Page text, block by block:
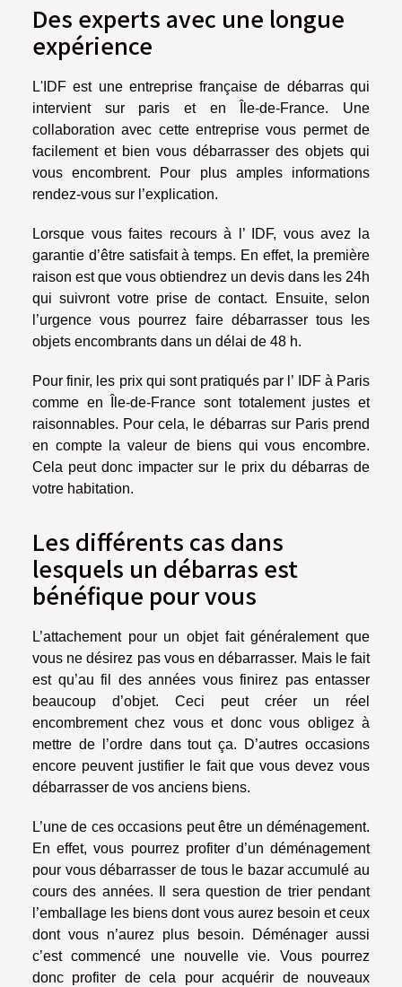
Des experts avec une longue
expérience
L'IDF est une entreprise française de débarras qui
intervient sur paris et en Île-de-France. Une
collaboration avec cette entreprise vous permet de
facilement et bien vous débarrasser des objets qui
vous encombrent. Pour plus amples informations
rendez-vous sur l’explication.
Lorsque vous faites recours à l’ IDF, vous avez la
garantie d’être satisfait à temps. En effet, la première
raison est que vous obtiendrez un devis dans les 24h
qui suivront votre prise de contact. Ensuite, selon
l’urgence vous pourrez faire débarrasser tous les
objets encombrants dans un délai de 48 h.
Pour finir, les prix qui sont pratiqués par l’ IDF à Paris
comme en Île-de-France sont totalement justes et
raisonnables. Pour cela, le débarras sur Paris prend
en compte la valeur de biens qui vous encombre.
Cela peut donc impacter sur le prix du débarras de
votre habitation.
Les différents cas dans
lesquels un débarras est
bénéfique pour vous
L’attachement pour un objet fait généralement que
vous ne désirez pas vous en débarrasser. Mais le fait
est qu’au fil des années vous finirez pas entasser
beaucoup d’objet. Ceci peut créer un réel
encombrement chez vous et donc vous obligez à
mettre de l’ordre dans tout ça. D’autres occasions
encore peuvent justifier le fait que vous devez vous
débarrasser de vos anciens biens.
L’une de ces occasions peut être un déménagement.
En effet, vous pourrez profiter d’un déménagement
pour vous débarrasser de tous le bazar accumulé au
cours des années. Il sera question de trier pendant
l’emballage les biens dont vous aurez besoin et ceux
dont vous n’aurez plus besoin. Déménager aussi
c’est commencé une nouvelle vie. Vous pourrez
donc profiter de cela pour acquérir de nouveaux